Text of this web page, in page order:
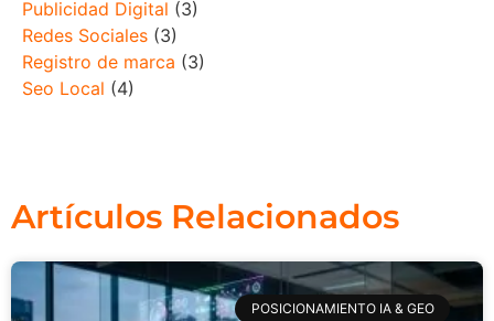
Publicidad Digital (3)
Redes Sociales (3)
Registro de marca (3)
Seo Local (4)
Artículos Relacionados
POSICIONAMIENTO IA & GEO